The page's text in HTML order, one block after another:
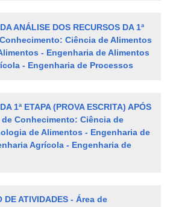
ANÁLISE DOS RECURSOS DA 1ª
Ciência de Alimentos
- Engenharia de Alimentos
- Engenharia de Processos
1ª ETAPA (PROVA ESCRITA) APÓS
de Conhecimento:Ciência de
de Alimentos - Engenharia de
Agrícola - Engenharia de
DE ATIVIDADES - Área de